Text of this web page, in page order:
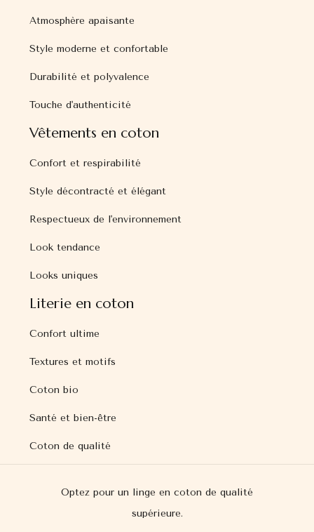
Atmosphère apaisante
Style moderne et confortable
Durabilité et polyvalence
Touche d'authenticité
Vêtements en coton
Confort et respirabilité
Style décontracté et élégant
Respectueux de l'environnement
Look tendance
Looks uniques
Literie en coton
Confort ultime
Textures et motifs
Coton bio
Santé et bien-être
Coton de qualité
Optez pour un linge en coton de qualité
supérieure.